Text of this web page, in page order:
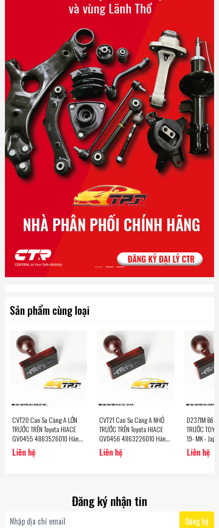
Sản phẩm cùng loại
CVT20 Cao Su Càng A LỚN
TRƯỚC TRÊN Toyota HIACE
GV0455 4863526010 Hàng
CTR - Korea
Liên hệ
CVT21 Cao Su Càng A NHỎ
TRƯỚC TRÊN Toyota HIACE
GV0456 4863226010 Hàng
CTR - Korea
Liên hệ
D2371M Bố
TRƯỚC
19- MK -
Liên hệ
Đăng ký nhận tin
Đăng ký